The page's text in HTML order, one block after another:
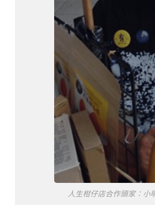
人生柑仔店合作頭家：小